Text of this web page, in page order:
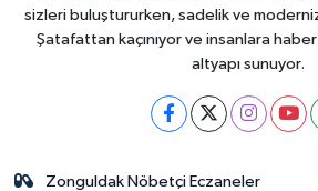
sizleri buluştururken, sadelik ve
Şatafattan kaçınıyor ve insanlara
altyapı sunuyor.
Zonguldak Nöbetçi Eczaneler